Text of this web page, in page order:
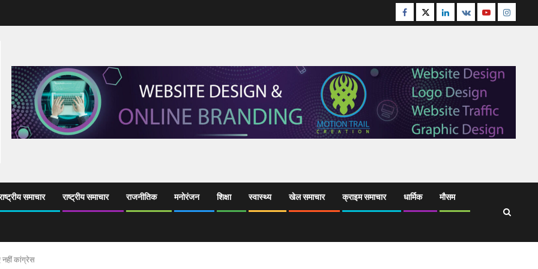
Facebook
TwitterLinkedin
VK Youtube
समाचार राष्ट्रीय समाचार राजनीतिक मनोरंजन शिक्षा स्वास्थ्य खेल समाचार क्राइम समाचार धार्मिक मौसम
कांग्रेस